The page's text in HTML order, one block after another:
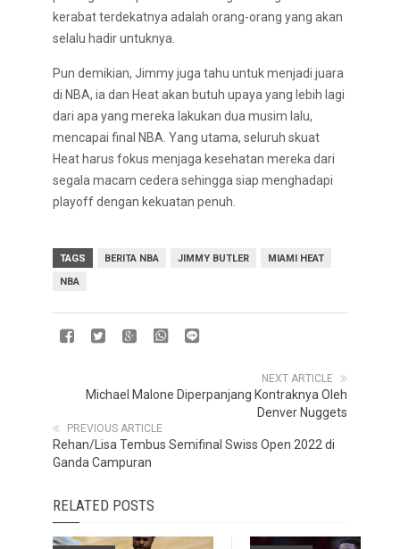
kerabat terdekatnya adalah orang-orang yang akan
selalu hadir untuknya.
Pun demikian, Jimmy juga tahu untuk menjadi juara
di NBA, ia dan Heat akan butuh upaya yang lebih lagi
dari apa yang mereka lakukan dua musim lalu,
mencapai final NBA. Yang utama, seluruh skuat
Heat harus fokus menjaga kesehatan mereka dari
segala macam cedera sehingga siap menghadapi
playoff dengan kekuatan penuh.
TAGS BERITA NBA JIMMY BUTLER
MIAMI HEAT
NBA
NEXT ARTICLE
Michael Malone Diperpanjang Kontraknya Oleh
Denver Nuggets
PREVIOUS ARTICLE
Rehan/Lisa Tembus Semifinal Swiss Open 2022 di
Ganda Campuran
RELATED POSTS